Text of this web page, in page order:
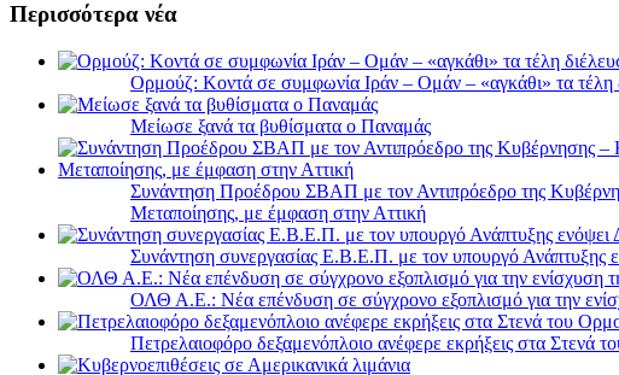
Περισσότερα νέα
Ορμούζ: Κοντά σε συμφωνία Ιράν – Ομάν – «αγκάθι» τα τέλη
Μείωσε ξανά τα βυθίσματα ο Παναμάς
Συνάντηση Προέδρου ΣΒΑΠ με τον Αντιπρόεδρο της
Μεταποίησης, με έμφαση στην Αττική
Συνάντηση συνεργασίας Ε.Β.Ε.Π. με τον υπουργό
ΟΛΘ Α.Ε.: Νέα επένδυση σε σύγχρονο εξοπλισμό για την
Πετρελαιοφόρο δεξαμενόπλοιο ανέφερε εκρήξεις στα Στενά